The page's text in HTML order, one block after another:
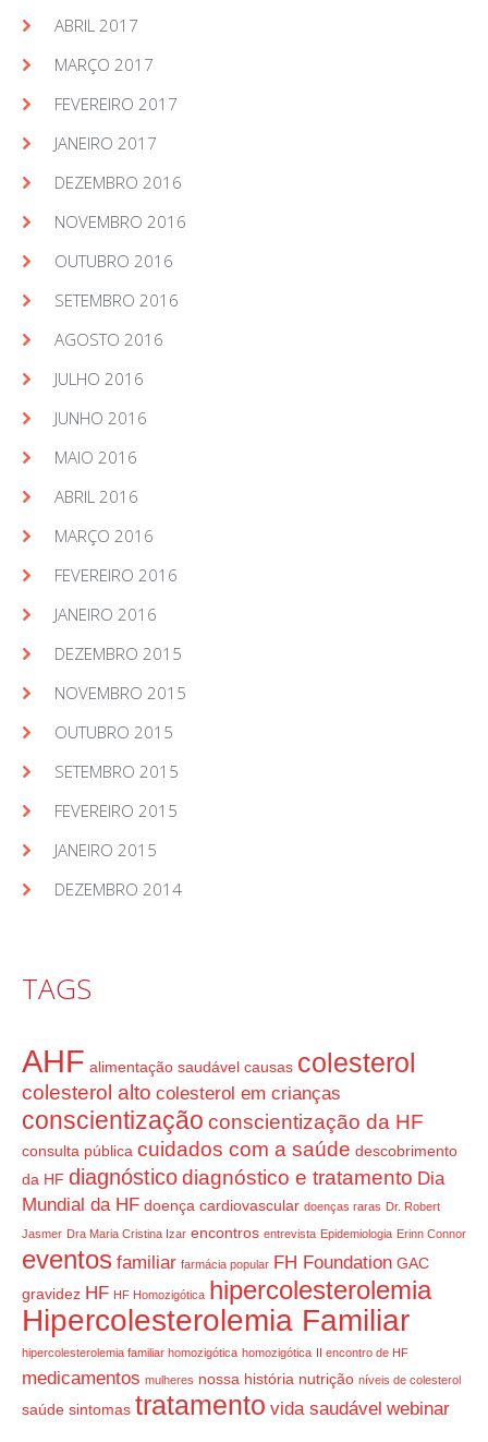
ABRIL 2017
MARÇO 2017
FEVEREIRO 2017
JANEIRO 2017
DEZEMBRO 2016
NOVEMBRO 2016
OUTUBRO 2016
SETEMBRO 2016
AGOSTO 2016
JULHO 2016
JUNHO 2016
MAIO 2016
ABRIL 2016
MARÇO 2016
FEVEREIRO 2016
JANEIRO 2016
DEZEMBRO 2015
NOVEMBRO 2015
OUTUBRO 2015
SETEMBRO 2015
FEVEREIRO 2015
JANEIRO 2015
DEZEMBRO 2014
TAGS
AHF alimentação saudável causas colesterol
colesterol alto colesterol em crianças
conscientização conscientização da HF
consulta pública cuidados com a saúde descobrimento
da HF diagnósticodiagnóstico e tratamento Dia
Mundial da HF doença cardiovascular doenças raras Dr. Robert
Jasmer Dra Maria Cristina Izar encontros entrevista Epidemiologia Erinn Connor
eventos familiar farmácia popular FH Foundation GAC
gravidez HF HF Homozigótica hipercolesterolemia
Hipercolesterolemia Familiar
hipercolesterolemia familiar homozigótica homozigótica II encontro de HF
medicamentos mulheres nossa história nutrição níveis de colesterol
saúde sintomas tratamento vida saudável webinar